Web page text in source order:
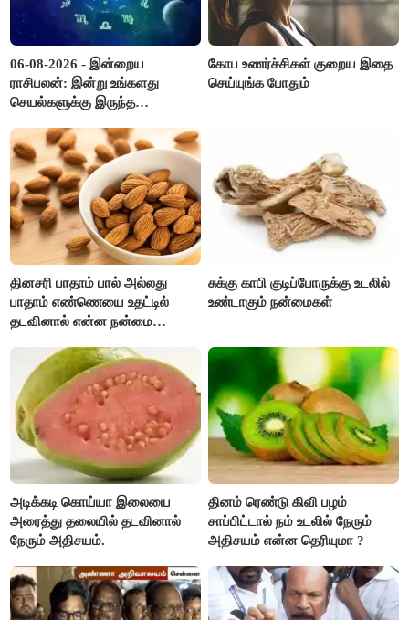
06-08-2026 - இன்றைய
ராசிபலன்: இன்று உங்களது
செயல்களுக்கு இருந்த
எதிர்பார்த்த உதவிகள் கிடைக்கும்.
பணவரத்து கூடும்..!
கோப உணர்ச்சிகள் குறைய இதை
செய்யுங்க போதும்
தினசரி பாதாம் பால் அல்லது
பாதாம் எண்ணெயை உதட்டில்
தடவினால் என்ன நன்மை
சுக்கு காபி குடிப்போருக்கு உடலில்
உண்டாகும் நன்மைகள்
அடிக்கடி கொய்யா இலையை
அரைத்து தலையில் தடவினால்
நேரும் அதிசயம்.
தினம் ரெண்டு கிவி பழம்
சாப்பிட்டால் நம் உடலில் நேரும்
அதிசயம் என்ன தெரியுமா ?